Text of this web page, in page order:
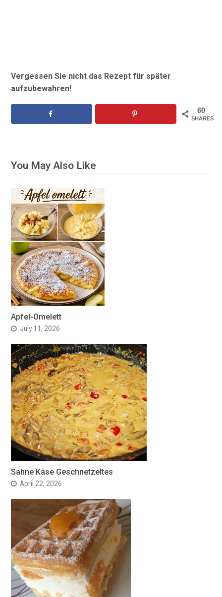
Vergessen Sie nicht das Rezept für später
aufzubewahren!
60
SHARES
You May Also Like
Apfel-Omelett
July 11, 2026
Sahne Käse Geschnetzeltes
April 22, 2026